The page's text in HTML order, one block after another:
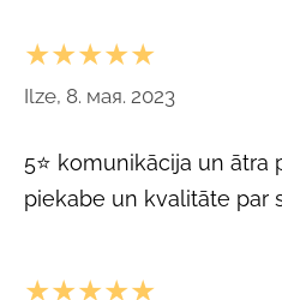
★★★★★
Ilze, 8. мая. 2023
5⭐ komunikācija un ātra
piekabe un kvalitāte par
★★★★★